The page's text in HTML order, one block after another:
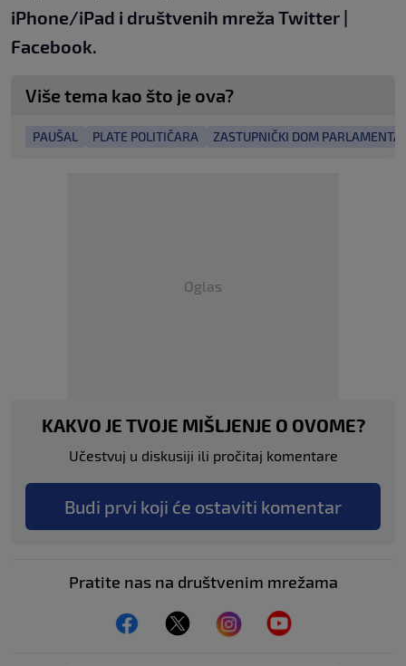
iPhone/iPad i društvenih mreža Twitter |
Facebook.
Više tema kao što je ova?
PAUŠAL PLATE POLITIČARA ZASTUPNIČKI DOM PARLAMENTA
Oglas
KAKVO JE TVOJE MIŠLJENJE O OVOME?
Učestvuj u diskusiji ili pročitaj komentare
Budi prvi koji će ostaviti komentar
Pratite nas na društvenim mrežama